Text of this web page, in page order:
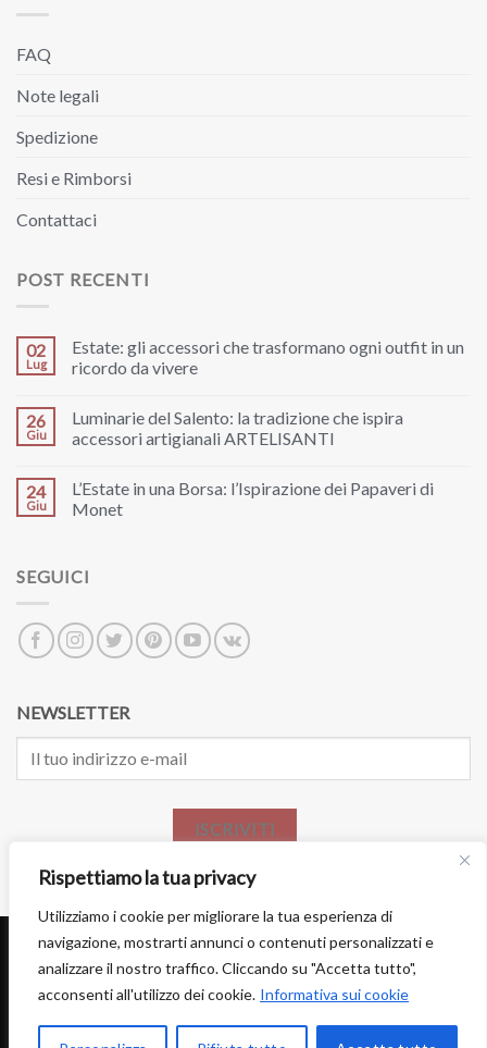
Rispettiamo la tua privacy
Utilizziamo i cookie per migliorare la tua esperienza di
navigazione, mostrarti annunci o contenuti personalizzati e
analizzare il nostro traffico. Cliccando su "Accetta tutto",
acconsenti all'utilizzo dei cookie. Informativa sui cookie
FAQ
Note legali
Spedizione
Resi e Rimborsi
Contattaci
POST RECENTI
02
Lug
Estate: gli accessori che trasformano ogni outfit in un
ricordo da vivere
26
Giu
Luminarie del Salento: la tradizione che ispira
accessori artigianali ARTELISANTI
24
Giu
L’Estate in una Borsa: l’Ispirazione dei Papaveri di
Monet
SEGUICI
NEWSLETTER
ISCRIVITI
DIVENTA PARTNER LAVORA CON NOI
PRIVACY
Copyright 2026 © ARTELISANTI . ALL RIGHTS RESERVED - P.IVA